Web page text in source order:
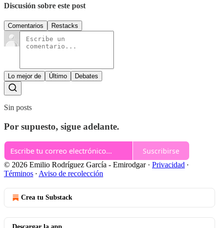
Discusión sobre este post
Comentarios Restacks
Lo mejor de Último Debates
Sin posts
Por supuesto, sigue adelante.
Suscribirse
© 2026 Emilio Rodríguez García - Emirodgar· Privacidad ∙
Términos ∙ Aviso de recolección
Crea tu Substack